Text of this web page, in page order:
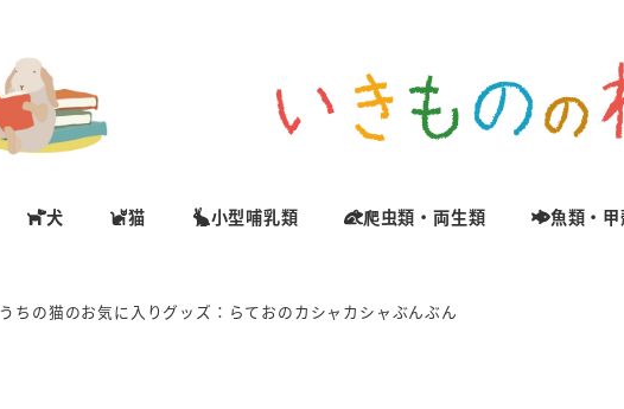
犬 猫 小型哺乳類 爬虫類・両生類 魚類・
うちの猫のお気に入りグッズ：らておのカシャカシャぶんぶん